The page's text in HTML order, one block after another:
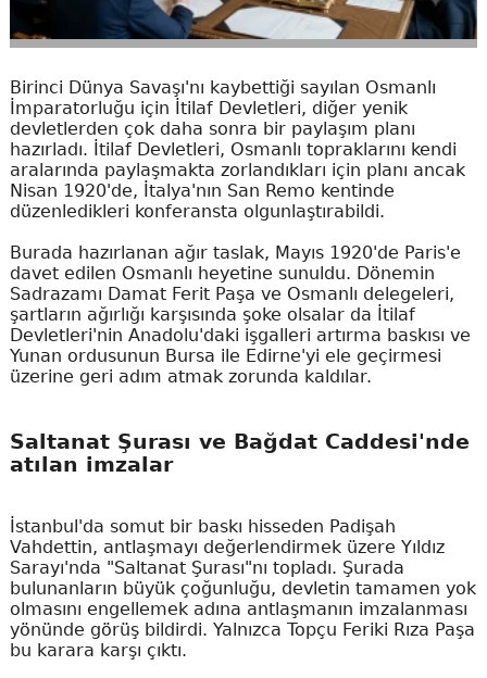
Birinci Dünya Savaşı'nı kaybettiği sayılan Osmanlı
İmparatorluğu için İtilaf Devletleri, diğer yenik
devletlerden çok daha sonra bir paylaşım planı
hazırladı. İtilaf Devletleri, Osmanlı topraklarını kendi
aralarında paylaşmakta zorlandıkları için planı ancak
Nisan 1920'de, İtalya'nın San Remo kentinde
düzenledikleri konferansta olgunlaştırabildi.
Burada hazırlanan ağır taslak, Mayıs 1920'de Paris'e
davet edilen Osmanlı heyetine sunuldu. Dönemin
Sadrazamı Damat Ferit Paşa ve Osmanlı delegeleri,
şartların ağırlığı karşısında şoke olsalar da İtilaf
Devletleri'nin Anadolu'daki işgalleri artırma baskısı ve
Yunan ordusunun Bursa ile Edirne'yi ele geçirmesi
üzerine geri adım atmak zorunda kaldılar.
Saltanat Şurası ve Bağdat Caddesi'nde
atılan imzalar
İstanbul'da somut bir baskı hisseden Padişah
Vahdettin, antlaşmayı değerlendirmek üzere Yıldız
Sarayı'nda "Saltanat Şurası"nı topladı. Şurada
bulunanların büyük çoğunluğu, devletin tamamen yok
olmasını engellemek adına antlaşmanın imzalanması
yönünde görüş bildirdi. Yalnızca Topçu Feriki Rıza Paşa
bu karara karşı çıktı.